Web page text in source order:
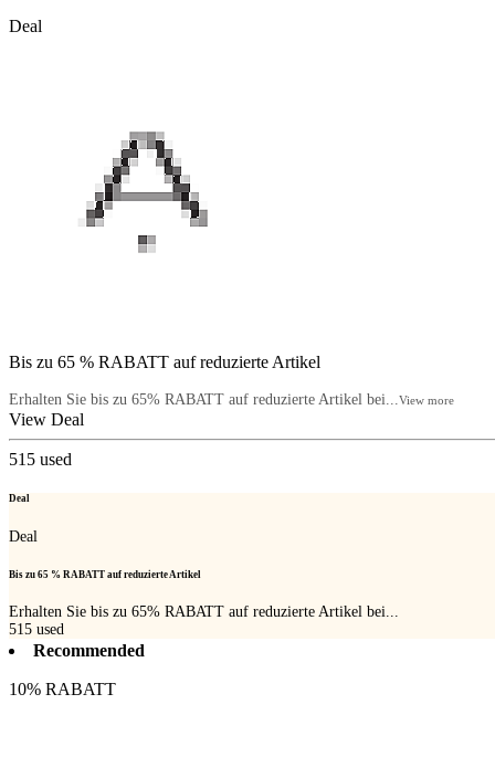
Deal
Bis zu 65 % RABATT auf reduzierte Artikel
Erhalten Sie bis zu 65% RABATT auf reduzierte Artikel bei...View more
View Deal
515 used
Deal
Deal
Bis zu 65 % RABATT auf reduzierte Artikel
Erhalten Sie bis zu 65% RABATT auf reduzierte Artikel bei...
515 used
Recommended
10% RABATT